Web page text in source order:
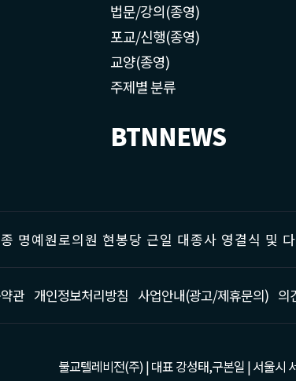
법문/강의(종영)
포교/신행(종영)
교양(종영)
주제별 분류
BTNNEWS
명예원로의원 현봉당 근일 대종사 영결식 및
관 개인정보처리방침 사업안내(광고/제휴문의) 의
불교텔레비전(주) | 대표 강성태,구본일 | 서울시